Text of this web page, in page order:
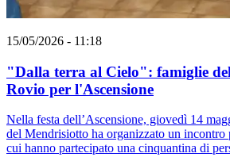
15/05/2026 - 11:18
"Dalla terra al Cielo": famiglie
Rovio per l'Ascensione
Nella festa dell’Ascensione, giovedì 14
del Mendrisiotto ha organizzato un
cui hanno partecipato una cinquantina di